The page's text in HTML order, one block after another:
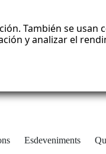
También se
y analizar el
Esdeveniments